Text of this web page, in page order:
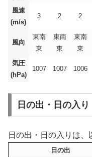
風速
(m/s)
3 2 2
風向
東南
東
東南
東
東南
東
気圧
(hPa)
1007 1007 1006
日の出・日の入り
日の出・日の入りは、
日の出